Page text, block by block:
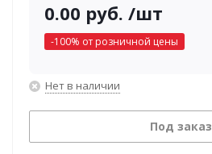
0.00 руб. /шт
-100% от розничной цены
Нет в наличии
Под заказ